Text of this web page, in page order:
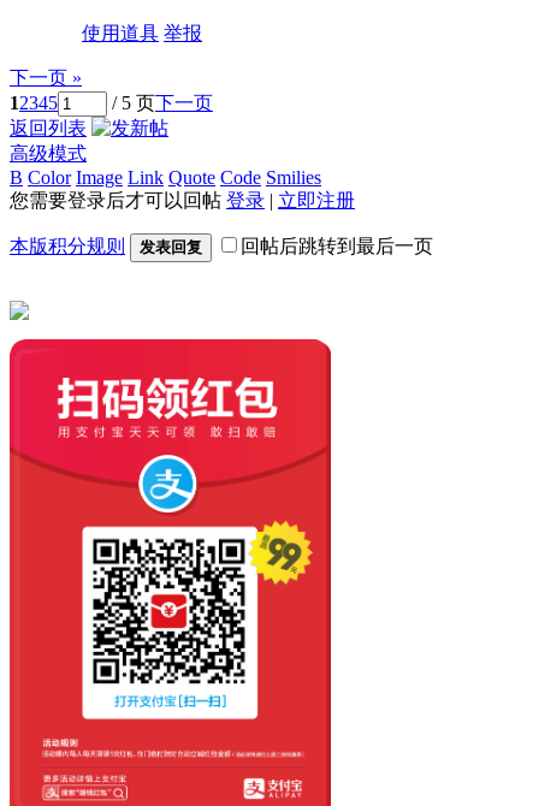
使用道具 举报
下一页 »
12345 / 5 页下一页
返回列表
高级模式
B Color Image Link Quote Code Smilies
您需要登录后才可以回帖 登录 | 立即注册
本版积分规则 发表回复 回帖后跳转到最后一页